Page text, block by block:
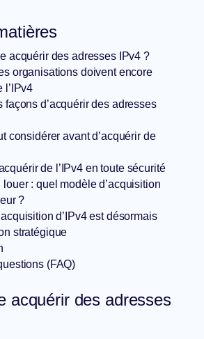
acquérir des adresses IPv4 ?
organisations doivent encore
l’IPv4
façons d’acquérir des adresses
considérer avant d’acquérir de
de l’IPv4 en toute sécurité
louer : quel modèle d’acquisition
?
d’IPv4 est désormais
stratégique
(FAQ)
acquérir des adresses